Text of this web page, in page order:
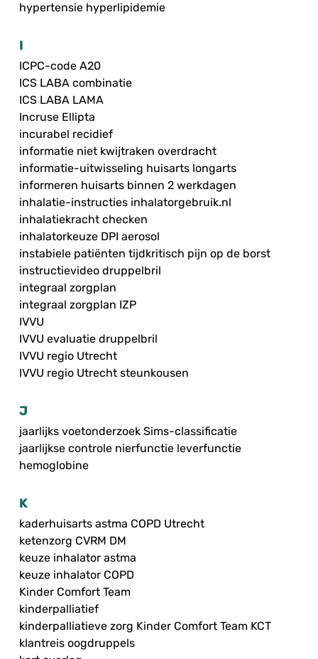
hypertensie hyperlipidemie
I
ICPC-code A20
ICS LABA combinatie
ICS LABA LAMA
Incruse Ellipta
incurabel recidief
informatie niet kwijtraken overdracht
informatie-uitwisseling huisarts longarts
informeren huisarts binnen 2 werkdagen
inhalatie-instructies inhalatorgebruik.nl
inhalatiekracht checken
inhalatorkeuze DPI aerosol
instabiele patiënten tijdkritisch pijn op de borst
instructievideo druppelbril
integraal zorgplan
integraal zorgplan IZP
IVVU
IVVU evaluatie druppelbril
IVVU regio Utrecht
IVVU regio Utrecht steunkousen
J
jaarlijks voetonderzoek Sims-classificatie
jaarlijkse controle nierfunctie leverfunctie
hemoglobine
K
kaderhuisarts astma COPD Utrecht
ketenzorg CVRM DM
keuze inhalator astma
keuze inhalator COPD
Kinder Comfort Team
kinderpalliatief
kinderpalliatieve zorg Kinder Comfort Team KCT
klantreis oogdruppels